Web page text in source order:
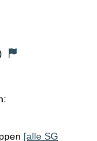
[alle SG